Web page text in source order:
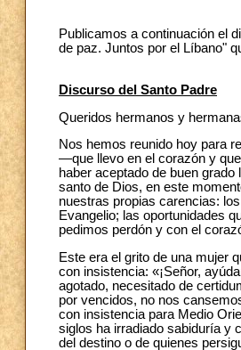
Publicamos a continuación el
de paz. Juntos por el Líbano"
Discurso del Santo Padre
Queridos hermanos y
Nos hemos reunido hoy para
―que llevo en el corazón y
haber aceptado de buen
santo de Dios, en este
nuestras propias carencias:
Evangelio; las oportunidades
pedimos perdón y con el
Este era el grito de una mujer
con insistencia: «¡Señor,
agotado, necesitado de
por vencidos, no nos
con insistencia para Medio
siglos ha irradiado sabiduría y
del destino o de quienes